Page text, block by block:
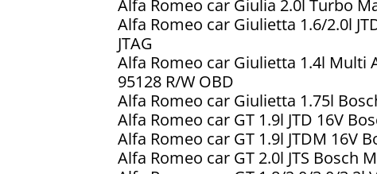
Alfa Romeo car Giulia 2.0l Turbo
Alfa Romeo car Giulietta 1.6/2.0l
JTAG
Alfa Romeo car Giulietta 1.4l Multi
95128 R/W OBD
Alfa Romeo car Giulietta 1.75l
Alfa Romeo car GT 1.9l JTD 16V
Alfa Romeo car GT 1.9l JTDM 16V
Alfa Romeo car GT 2.0l JTS Bosch